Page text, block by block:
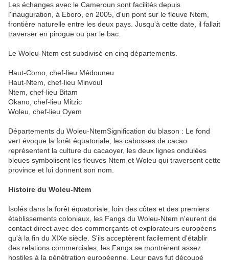
Les échanges avec le Cameroun sont facilités depuis
l'inauguration, à Eboro, en 2005, d'un pont sur le fleuve Ntem,
frontière naturelle entre les deux pays. Jusqu'à cette date, il fallait
traverser en pirogue ou par le bac.
Le Woleu-Ntem est subdivisé en cinq départements.
Haut-Como, chef-lieu Médouneu
Haut-Ntem, chef-lieu Minvoul
Ntem, chef-lieu Bitam
Okano, chef-lieu Mitzic
Woleu, chef-lieu Oyem
Départements du Woleu-NtemSignification du blason : Le fond
vert évoque la forêt équatoriale, les cabosses de cacao
représentent la culture du cacaoyer, les deux lignes ondulées
bleues symbolisent les fleuves Ntem et Woleu qui traversent cette
province et lui donnent son nom.
Histoire du Woleu-Ntem
Isolés dans la forêt équatoriale, loin des côtes et des premiers
établissements coloniaux, les Fangs du Woleu-Ntem n'eurent de
contact direct avec des commerçants et explorateurs européens
qu'à la fin du XIXe siècle. S'ils acceptèrent facilement d'établir
des relations commerciales, les Fangs se montrèrent assez
hostiles à la pénétration européenne. Leur pays fut découpé